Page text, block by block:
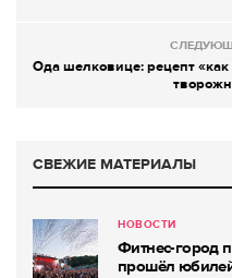
Ода шелковице: рецепт «как
СВЕЖИЕ МАТЕРИАЛЫ
НОВОСТИ
Фитнес-город
прошёл